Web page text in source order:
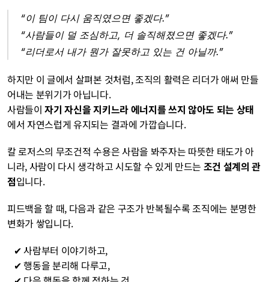
“이 팀이 다시 움직였으면 좋겠다.”
“사람들이 덜 조심하고, 더 솔직해졌으면 좋겠다.”
“리더로서 내가 뭔가 잘못하고 있는 건 아닐까.”
하지만 이 글에서 살펴본 것처럼, 조직의 활력은 리더가 애써 만들
어내는 분위기가 아닙니다.
사람들이 자기 자신을 지키느라 에너지를 쓰지 않아도 되는 상태
에서 자연스럽게 유지되는 결과에 가깝습니다.
칼 로저스의 무조건적 수용은 사람을 봐주자는 따뜻한 태도가 아
니라, 사람이 다시 생각하고 시도할 수 있게 만드는 조건 설계의 관
점입니다.
피드백을 할 때, 다음과 같은 구조가 반복될수록 조직에는 분명한
변화가 쌓입니다.
   ✔︎ 사람부터 이야기하고,
   ✔︎ 행동을 분리해 다루고,